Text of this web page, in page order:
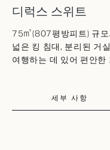
디럭스 스위트
75㎡(807평방피트) 규
넓은 킹 침대, 분리된 거
여행하는 데 있어 편안한
세부 사항